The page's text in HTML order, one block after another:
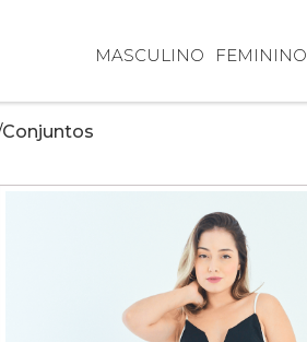
MASCULINO FEMININO
Conjuntos